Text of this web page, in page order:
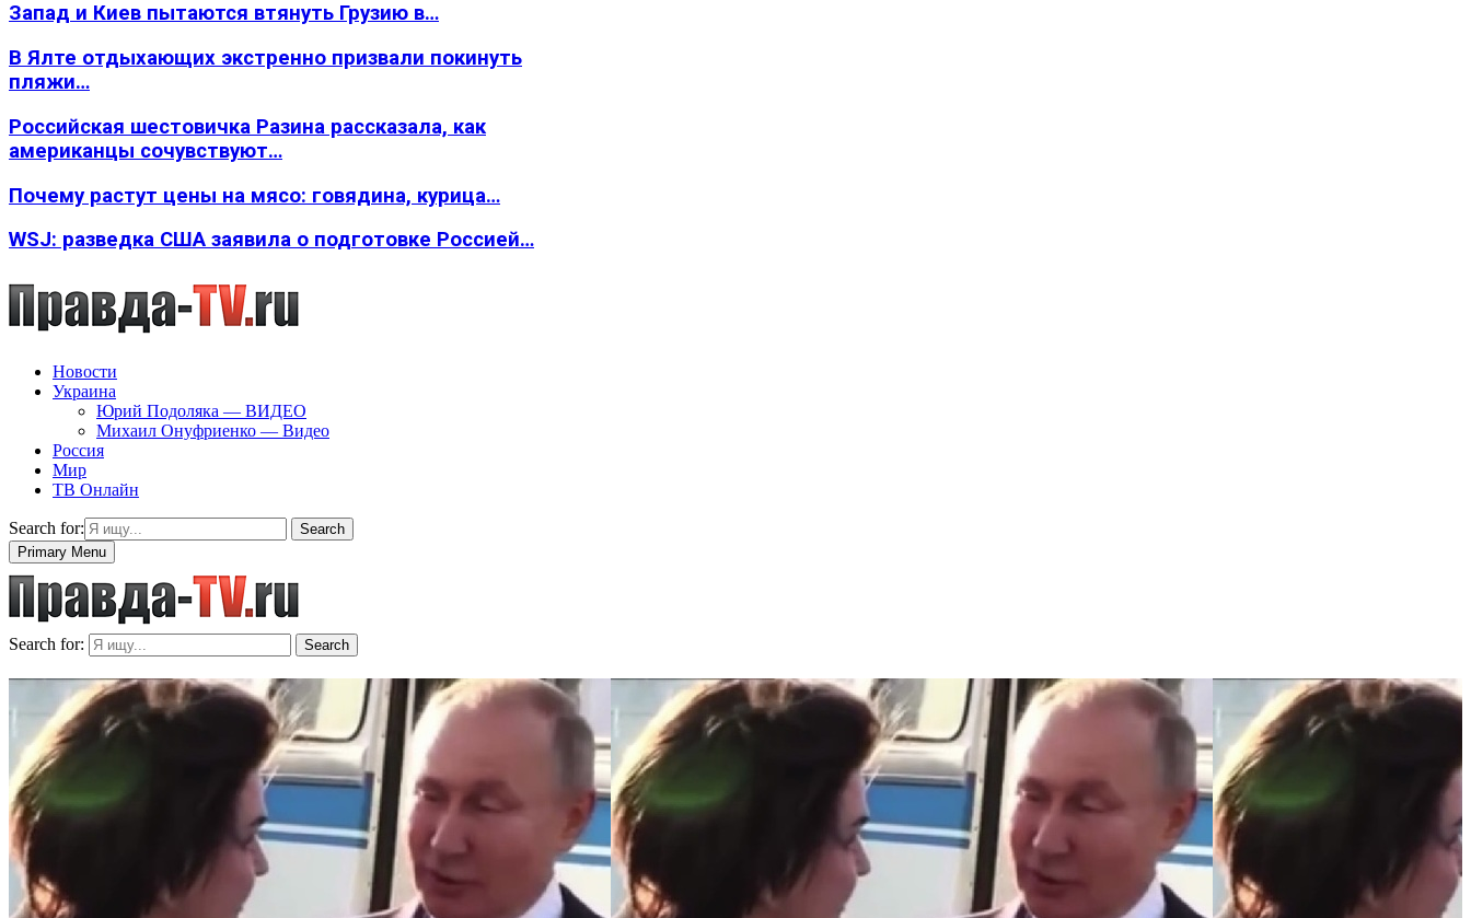
Запад и Киев пытаются втянуть Грузию в…
В Ялте отдыхающих экстренно призвали покинуть
пляжи…
Российская шестовичка Разина рассказала, как
американцы сочувствуют…
Почему растут цены на мясо: говядина, курица…
WSJ: разведка США заявила о подготовке Россией…
Новости
Украина
Юрий Подоляка — ВИДЕО
Михаил Онуфриенко — Видео
Россия
Мир
ТВ Онлайн
Search for:
Search
Primary Menu
Search for: Search